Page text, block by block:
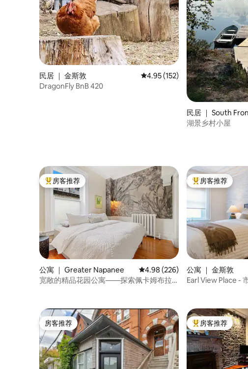
民居 ｜ 金斯敦 平均评分 4.95 分（满分 5 分），
4.95 (152)
DragonFly BnB 420
民居 ｜ South
湖景乡村小屋
热门「房客推荐」
房客推荐
公寓 ｜ Greater Napanee 平均评分 4.98 分（满分 5 分），
4.98 (226)
宽敞的精品花园公寓——探索佩卡姆布拉
热门「房客推荐」
房客推荐
公寓 ｜ 金斯敦
Earl View Place -
房客推荐
房客推荐 热门「房客推荐」
房客推荐